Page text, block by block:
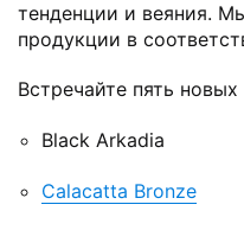
тенденции и веяния.
продукции в
Встречайте пять
Black Arkadia
Calacatta Bronze